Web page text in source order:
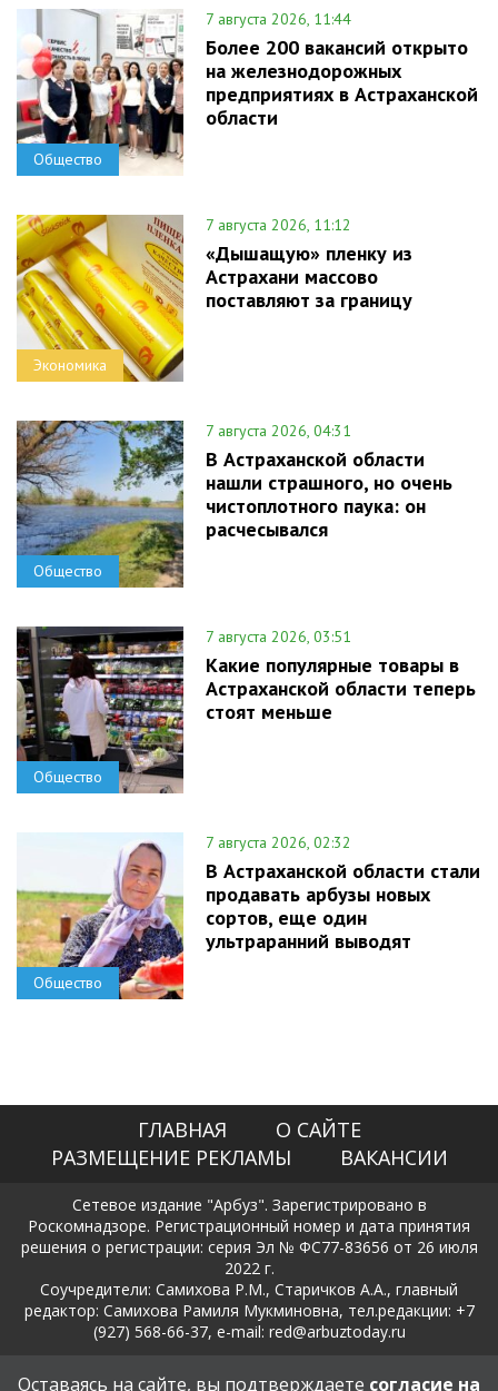
Общество
7 августа 2026, 11:44
Более 200 вакансий открыто
на железнодорожных
предприятиях в Астраханской
области
Экономика
7 августа 2026, 11:12
«Дышащую» пленку из
Астрахани массово
поставляют за границу
Общество
7 августа 2026, 04:31
В Астраханской области
нашли страшного, но очень
чистоплотного паука: он
расчесывался
Общество
7 августа 2026, 03:51
Какие популярные товары в
Астраханской области теперь
стоят меньше
Общество
7 августа 2026, 02:32
В Астраханской области стали
продавать арбузы новых
сортов, еще один
ультраранний выводят
ГЛАВНАЯ
О САЙТЕ
РАЗМЕЩЕНИЕ РЕКЛАМЫ
ВАКАНСИИ
Сетевое издание "Арбуз". Зарегистрировано в
Роскомнадзоре. Регистрационный номер и дата принятия
решения о регистрации: серия Эл № ФС77-83656 от 26 июля
2022 г.
Соучредители: Самихова Р.М., Старичков А.А., главный
редактор: Самихова Рамиля Мукминовна, тел.редакции: +7
(927) 568-66-37, e-mail: red@arbuztoday.ru
Политика в отношении обработки и защиты персональных
Оставаясь на сайте, вы подтверждаете согласие на